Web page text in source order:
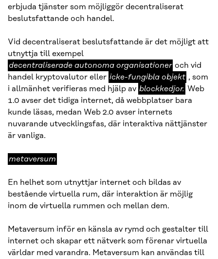
erbjuda tjänster som möjliggör decentraliserat
beslutsfattande och handel.
Vid decentraliserat beslutsfattande är det möjligt att
utnyttja till exempeldecentraliserade
autonoma
organisationer
decentraliserade autonoma organisationer och vid
handel kryptovalutor eller icke-
fungibla
objekt
icke-fungibla objekt , som
i allmänhet verifieras med hjälp av blockkedjor.
blockkedjor. Web
1.0 avser det tidiga internet, då webbplatser bara
kunde läsas, medan Web 2.0 avser internets
nuvarande utvecklingsfas, där interaktiva nättjänster
är vanliga.
metaversum
metaversum
En helhet som utnyttjar internet och bildas av
bestående virtuella rum, där interaktion är möjlig
inom de virtuella rummen och mellan dem.
Metaversum inför en känsla av rymd och gestalter till
internet och skapar ett nätverk som förenar virtuella
världar med varandra. Metaversum kan användas till